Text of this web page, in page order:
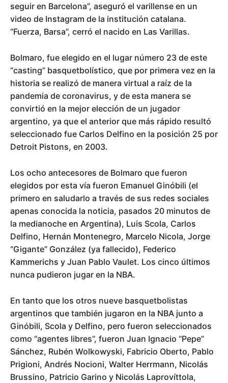
seguir en Barcelona”, aseguró el varillense en un
video de Instagram de la institución catalana.
“Fuerza, Barsa”, cerró el nacido en Las Varillas.
Bolmaro, fue elegido en el lugar número 23 de este
“casting” basquetbolístico, que por primera vez en la
historia se realizó de manera virtual a raíz de la
pandemia de coronavirus, y de esta manera se
convirtió en la mejor elección de un jugador
argentino, ya que el anterior que más rápido resultó
seleccionado fue Carlos Delfino en la posición 25 por
Detroit Pistons, en 2003.
Los ocho antecesores de Bolmaro que fueron
elegidos por esta vía fueron Emanuel Ginóbili (el
primero en saludarlo a través de sus redes sociales
apenas conocida la noticia, pasados 20 minutos de
la medianoche en Argentina), Luis Scola, Carlos
Delfino, Hernán Montenegro, Marcelo Nicola, Jorge
“Gigante” González (ya fallecido), Federico
Kammerichs y Juan Pablo Vaulet. Los cinco últimos
nunca pudieron jugar en la NBA.
En tanto que los otros nueve basquetbolistas
argentinos que también jugaron en la NBA junto a
Ginóbili, Scola y Delfino, pero fueron seleccionados
como “agentes libres”, fueron Juan Ignacio “Pepe”
Sánchez, Rubén Wolkowyski, Fabricio Oberto, Pablo
Prigioni, Andrés Nocioni, Walter Herrmann, Nicolás
Brussino, Patricio Garino y Nicolás Laprovíttola,